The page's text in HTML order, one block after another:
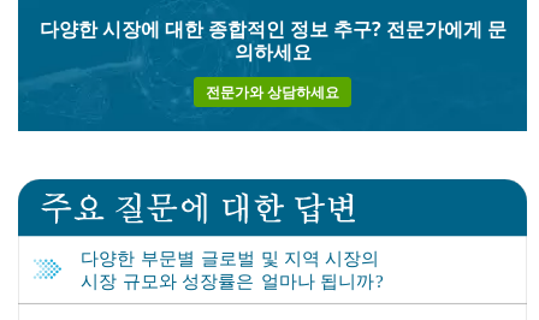
다양한 시장에 대한 종합적인 정보 추구? 전문가에게 문
의하세요
전문가와 상담하세요